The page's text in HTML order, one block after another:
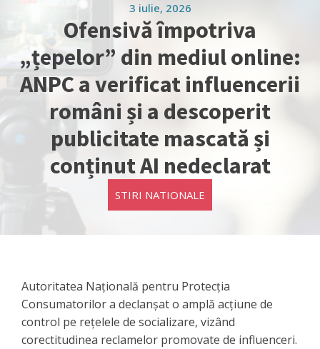
3 iulie, 2026
Ofensivă împotriva
„țepelor” din mediul online:
ANPC a verificat influencerii
români și a descoperit
publicitate mascată și
conținut AI nedeclarat
STIRI NATIONALE
Autoritatea Națională pentru Protecția
Consumatorilor a declanșat o amplă acțiune de
control pe rețelele de socializare, vizând
corectitudinea reclamelor promovate de influenceri.